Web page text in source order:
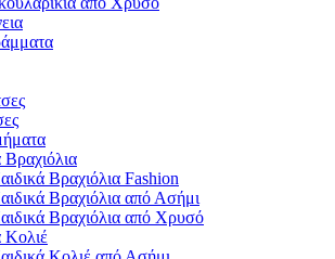
Βραχιόλια
Βραχιόλια Fashion
Βραχιόλια από Ασήμι
Βραχιόλια από Χρυσό
Κολιέ